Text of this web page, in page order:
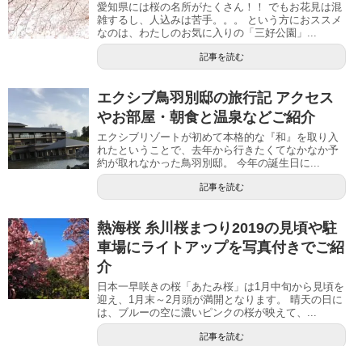
愛知県には桜の名所がたくさん！！ でもお花見は混
雑するし、人込みは苦手。。。 という方におススメ
なのは、わたしのお気に入りの「三好公園」...
記事を読む
エクシブ鳥羽別邸の旅行記 アクセス
やお部屋・朝食と温泉などご紹介
エクシブリゾートが初めて本格的な『和』を取り入
れたということで、去年から行きたくてなかなか予
約が取れなかった鳥羽別邸。 今年の誕生日に...
記事を読む
熱海桜 糸川桜まつり2019の見頃や駐
車場にライトアップを写真付きでご紹
介
日本一早咲きの桜「あたみ桜」は1月中旬から見頃を
迎え、1月末～2月頭が満開となります。 晴天の日に
は、ブルーの空に濃いピンクの桜が映えて、...
記事を読む